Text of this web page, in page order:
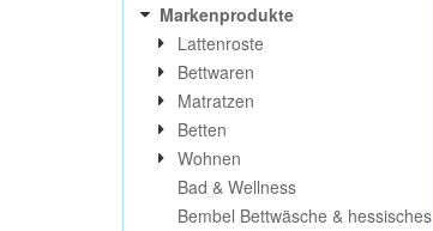
Markenprodukte
Lattenroste
Bettwaren
Matratzen
Betten
Wohnen
Bad & Wellness
Bembel Bettwäsche & hessisches